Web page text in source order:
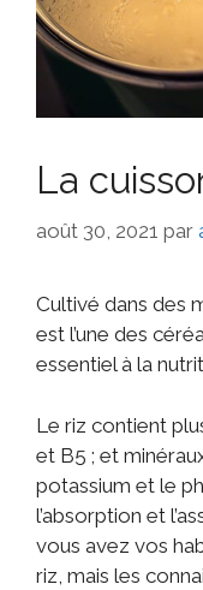
La
août 30, 2021 par
Cultivé dans des
est l’une des
essentiel à la
Le riz contient
et B5 ; et
potassium et le
l’absorption et
vous avez vos
riz, mais les